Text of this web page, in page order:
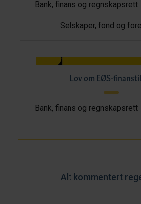
Bank, finans og regnskapsrett
Selskaper, fond og
Lov om EØS-
Bank, finans og regnskapsrett
Alt kommentert